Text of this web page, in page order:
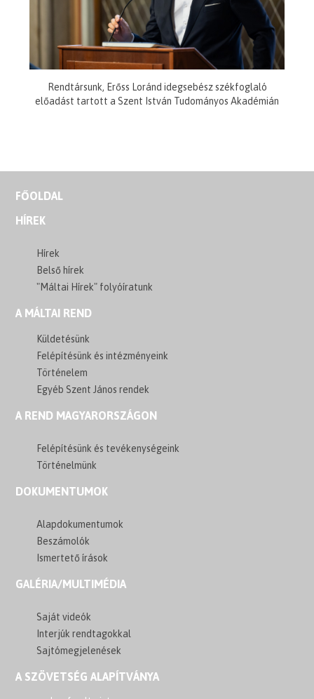
Rendtársunk, Erőss Loránd idegsebész székfoglaló
előadást tartott a Szent István Tudományos Akadémián
FŐOLDAL
HÍREK
Hírek
Belső hírek
"Máltai Hírek" folyóíratunk
A MÁLTAI REND
Küldetésünk
Felépítésünk és intézményeink
Történelem
Egyéb Szent János rendek
A REND MAGYARORSZÁGON
Felépítésünk és tevékenységeink
Történelmünk
DOKUMENTUMOK
Alapdokumentumok
Beszámolók
Ismertető írások
GALÉRIA/MULTIMÉDIA
Saját videók
Interjúk rendtagokkal
Sajtómegjelenések
A SZÖVETSÉG ALAPÍTVÁNYA